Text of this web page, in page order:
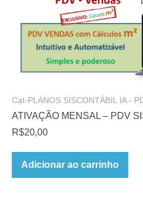
Cat-PLANOS SISCONTÁBIL IA -
ATIVAÇÃO MENSAL – PDV
R$20,00
Adicionar ao carrinho